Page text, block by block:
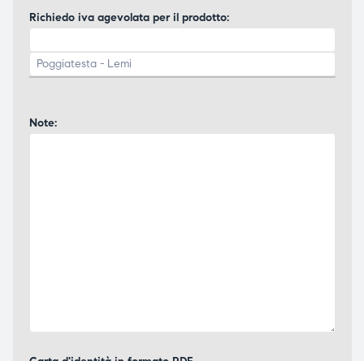
Richiedo iva agevolata per il prodotto:
Note: